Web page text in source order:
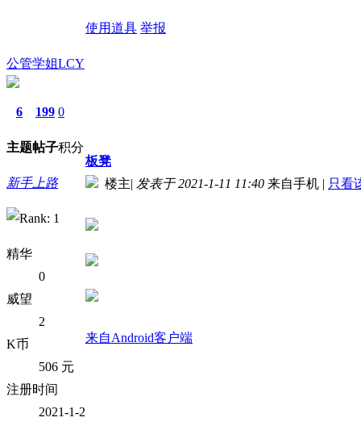
使用道具 举报
公管学姐LCY
6
主题
199
帖子
0
积分
新手上路
精华
0
威望
2
K币
506 元
注册时间
2021-1-2
板凳
楼主| 发表于 2021-1-11 11:40 来自手机 | 只看
来自Android客户端